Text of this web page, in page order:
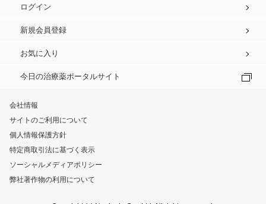
ログイン
新規会員登録
お気に入り
今日の治療薬ポータルサイト
会社情報
サイトのご利用について
個人情報保護方針
特定商取引法に基づく表示
ソーシャルメディアポリシー
弊社著作物の利用について